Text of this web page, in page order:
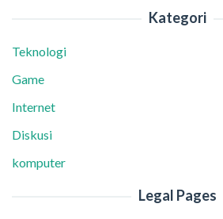
Kategori
Teknologi
Game
Internet
Diskusi
komputer
Legal Pages